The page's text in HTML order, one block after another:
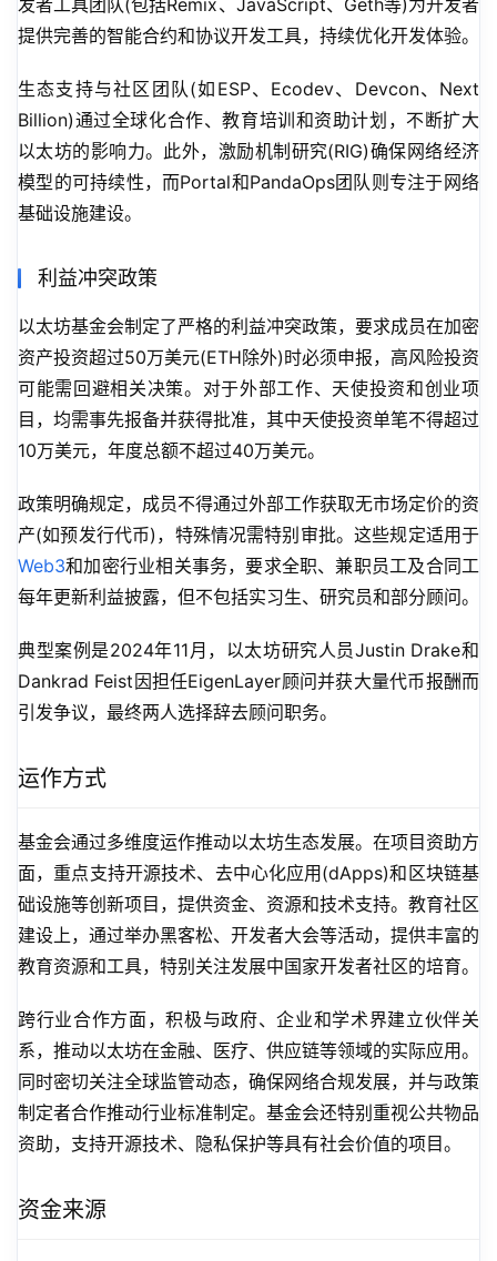
发者工具团队(包括Remix、JavaScript、Geth等)为开发者
提供完善的智能合约和协议开发工具，持续优化开发体验。
生态支持与社区团队(如ESP、Ecodev、Devcon、Next
Billion)通过全球化合作、教育培训和资助计划，不断扩大
以太坊的影响力。此外，激励机制研究(RIG)确保网络经济
模型的可持续性，而Portal和PandaOps团队则专注于网络
基础设施建设。
利益冲突政策
以太坊基金会制定了严格的利益冲突政策，要求成员在加密
资产投资超过50万美元(ETH除外)时必须申报，高风险投资
可能需回避相关决策。对于外部工作、天使投资和创业项
目，均需事先报备并获得批准，其中天使投资单笔不得超过
10万美元，年度总额不超过40万美元。
政策明确规定，成员不得通过外部工作获取无市场定价的资
产(如预发行代币)，特殊情况需特别审批。这些规定适用于
Web3和加密行业相关事务，要求全职、兼职员工及合同工
每年更新利益披露，但不包括实习生、研究员和部分顾问。
典型案例是2024年11月，以太坊研究人员Justin Drake和
Dankrad Feist因担任EigenLayer顾问并获大量代币报酬而
引发争议，最终两人选择辞去顾问职务。
运作方式
基金会通过多维度运作推动以太坊生态发展。在项目资助方
面，重点支持开源技术、去中心化应用(dApps)和区块链基
础设施等创新项目，提供资金、资源和技术支持。教育社区
建设上，通过举办黑客松、开发者大会等活动，提供丰富的
教育资源和工具，特别关注发展中国家开发者社区的培育。
跨行业合作方面，积极与政府、企业和学术界建立伙伴关
系，推动以太坊在金融、医疗、供应链等领域的实际应用。
同时密切关注全球监管动态，确保网络合规发展，并与政策
制定者合作推动行业标准制定。基金会还特别重视公共物品
资助，支持开源技术、隐私保护等具有社会价值的项目。
资金来源